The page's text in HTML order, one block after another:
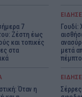
7
Ζέστη έως
και τοπικές
στα
Γουδί:
μετά
Όταν η